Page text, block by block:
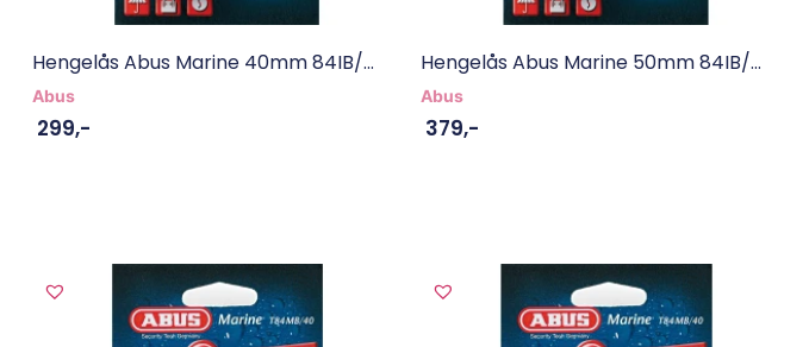
Hengelås Abus Marine 40mm 84IB/...
Abus
299,-
Hengelås Abus Marine 50mm 84IB/...
Abus
379,-